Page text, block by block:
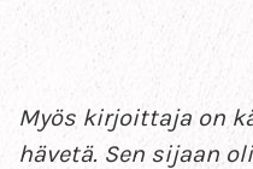
Myös kirjoittaja on
hävetä. Sen sijaan